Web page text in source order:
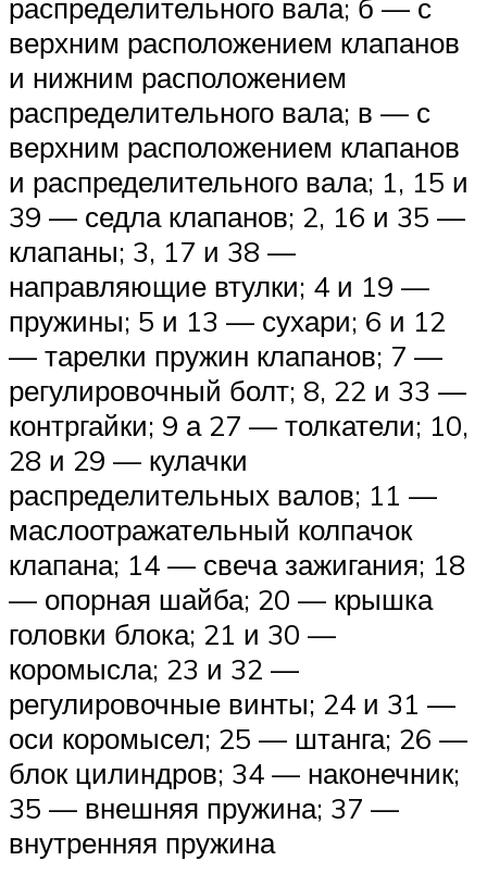
распределительного вала; б — с
верхним расположением клапанов
и нижним расположением
распределительного вала; в — с
верхним расположением клапанов
и распределительного вала; 1, 15 и
39 — седла клапанов; 2, 16 и 35 —
клапаны; 3, 17 и 38 —
направляющие втулки; 4 и 19 —
пружины; 5 и 13 — сухари; 6 и 12
— тарелки пружин клапанов; 7 —
регулировочный болт; 8, 22 и 33 —
контргайки; 9 а 27 — толкатели; 10,
28 и 29 — кулачки
распределительных валов; 11 —
маслоотражательный колпачок
клапана; 14 — свеча зажигания; 18
— опорная шайба; 20 — крышка
головки блока; 21 и 30 —
коромысла; 23 и 32 —
регулировочные винты; 24 и 31 —
оси коромысел; 25 — штанга; 26 —
блок цилиндров; 34 — наконечник;
35 — внешняя пружина; 37 —
внутренняя пружина